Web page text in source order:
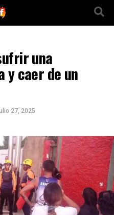
una
caer de un
27, 2025